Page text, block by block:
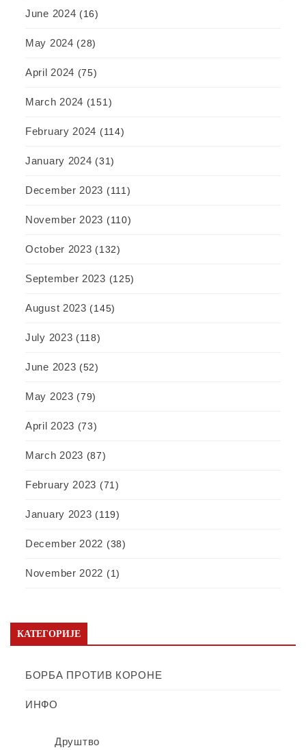
June 2024 (16)
May 2024 (28)
April 2024 (75)
March 2024 (151)
February 2024 (114)
January 2024 (31)
December 2023 (111)
November 2023 (110)
October 2023 (132)
September 2023 (125)
August 2023 (145)
July 2023 (118)
June 2023 (52)
May 2023 (79)
April 2023 (73)
March 2023 (87)
February 2023 (71)
January 2023 (119)
December 2022 (38)
November 2022 (1)
КАТЕГОРИЈЕ
БОРБА ПРОТИВ КОРОНЕ
ИНФО
Друштво